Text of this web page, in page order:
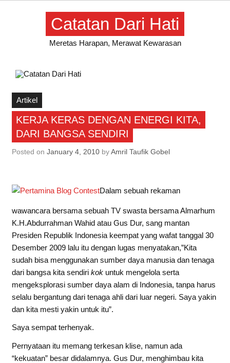
Skip
Catatan Dari Hati
Meretas Harapan, Merawat Kewarasan
Artikel
KERJA KERAS DENGAN ENERGI KITA,
DARI BANGSA SENDIRI
Posted on January 4, 2010byAmril Taufik Gobel
Dalam sebuah rekaman
wawancara bersama sebuah TV swasta bersama Almarhum
K.H.Abdurrahman Wahid atau Gus Dur, sang mantan
Presiden Republik Indonesia keempat yang wafat tanggal 30
Desember 2009 lalu itu dengan lugas menyatakan,”Kita
sudah bisa menggunakan sumber daya manusia dan tenaga
dari bangsa kita sendirikokuntuk mengelola serta
mengeksplorasi sumber daya alam di Indonesia, tanpa harus
selalu bergantung dari tenaga ahli dari luar negeri. Saya yakin
dan kita mesti yakin untuk itu”.
Saya sempat terhenyak.
Pernyataan itu memang terkesan klise, namun ada
“kekuatan” besar didalamnya. Gus Dur, menghimbau kita